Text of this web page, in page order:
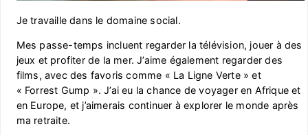
Je travaille dans le domaine social.
Mes passe-temps incluent regarder la télévision, jouer à des
jeux et profiter de la mer. J’aime également regarder des
films, avec des favoris comme « La Ligne Verte » et
« Forrest Gump ». J’ai eu la chance de voyager en Afrique et
en Europe, et j’aimerais continuer à explorer le monde après
ma retraite.